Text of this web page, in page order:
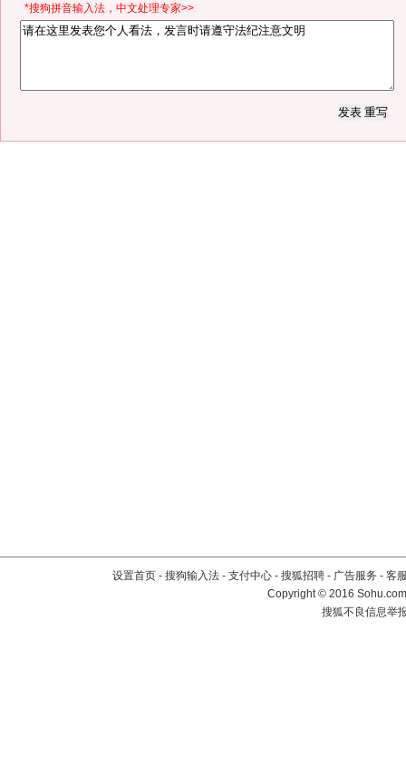
*搜狗拼音输入法，中文处理专家>>
设置首页 - 搜狗输入法 - 支付中心 - 搜狐招聘 - 广告服务 - 客
Copyright©2016
搜狐不良信息举